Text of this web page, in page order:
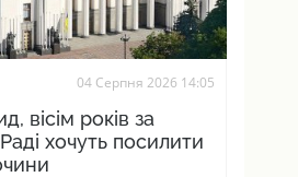
04 Серпня 2026 14:05
вісім років за
хочуть посилити